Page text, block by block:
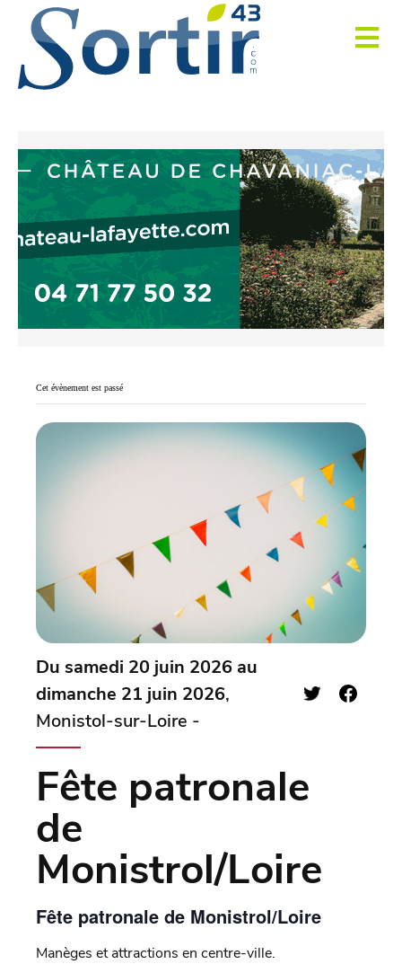
Cet évènement est passé
Du samedi 20 juin 2026 au
dimanche 21 juin 2026,
Monistol-sur-Loire -
Fête patronale
de
Monistrol/Loire
Fête patronale de Monistrol/Loire
Manèges et attractions en centre-ville.